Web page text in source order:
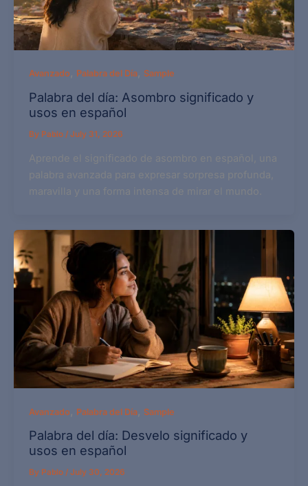
Avanzado , Palabra del Día, Sample
Palabra del día: Asombro significado y
usos en español
By Pablo / July 31, 2026
Aprende el significado de asombro en español, una
palabra avanzada para expresar sorpresa profunda,
maravilla y una forma intensa de mirar el mundo.
Avanzado Palabra del Día, Sample
Palabra del día: Desvelo significado y
usos en español
By Pablo / July 30, 2026